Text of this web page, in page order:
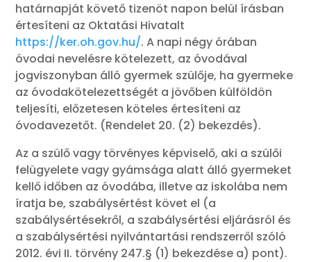
határnapját követő tizenöt napon belül írásban
értesíteni az Oktatási Hivatalt
https://ker.oh.gov.hu/. A napi négy órában
óvodai nevelésre kötelezett, az óvodával
jogviszonyban álló gyermek szülője, ha gyermeke
az óvodakötelezettségét a jövőben külföldön
teljesíti, előzetesen köteles értesíteni az
óvodavezetőt. (Rendelet 20. (2) bekezdés).
Az a szülő vagy törvényes képviselő, aki a szülői
felügyelete vagy gyámsága alatt álló gyermeket
kellő időben az óvodába, illetve az iskolába nem
íratja be, szabálysértést követ el (a
szabálysértésekről, a szabálysértési eljárásról és
a szabálysértési nyilvántartási rendszerről szóló
2012. évi II. törvény 247.§ (1) bekezdése a) pont).